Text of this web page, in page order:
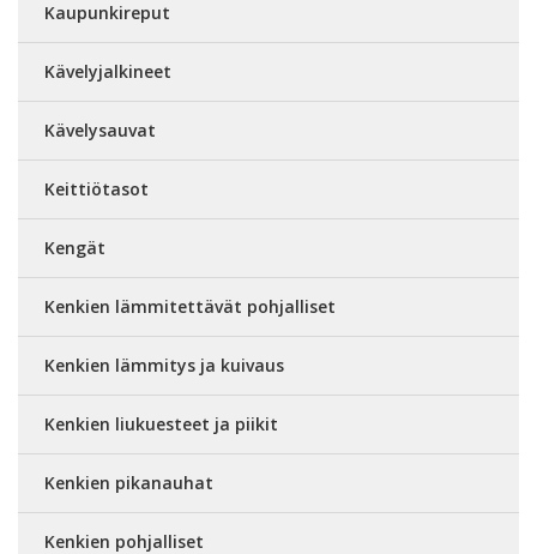
Kaupunkireput
Kävelyjalkineet
Kävelysauvat
Keittiötasot
Kengät
Kenkien lämmitettävät pohjalliset
Kenkien lämmitys ja kuivaus
Kenkien liukuesteet ja piikit
Kenkien pikanauhat
Kenkien pohjalliset